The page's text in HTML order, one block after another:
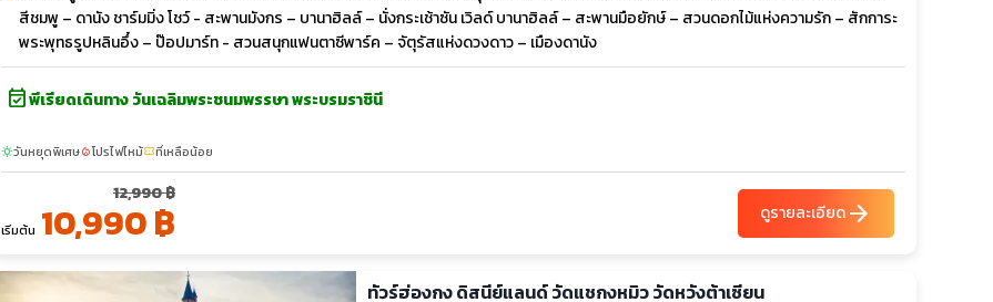
สีชมพู – ดานัง ชาร์มมิ่ง โชว์ - สะพานมังกร – บานาฮิลล์ – นั่งกระเช้าซัน เวิลด์ บานาฮิลล์ – สะพานมือยักษ์ – สวนดอกไม้แห่งความรัก – สักการะ
พระพุทธรูปหลินอึ๋ง – ป๊อปมาร์ท - สวนสนุกแฟนตาซีพาร์ค – จัตุรัสแห่งดวงดาว – เมืองดานัง
event_availableพีเรียดเดินทาง วันเฉลิมพระชนมพรรษา พระบรมราชินี
sunnyวันหยุดพิเศษlocal_fire_departmentโปรไฟไหม้confirmation_numberที่เหลือน้อย
เริ่มต้น
12,990 ฿
10,990 ฿ ดูรายละเอียดarrow_forward
ทัวร์ฮ่องกง ดิสนีย์แลนด์ วัดแชกงหมิว วัดหวังต้าเซียน